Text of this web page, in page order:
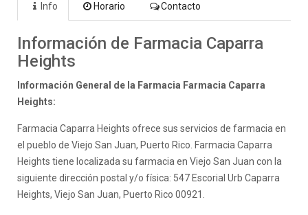
Info Horario Contacto
Información de Farmacia Caparra
Heights
Información General de la Farmacia Farmacia Caparra
Heights:
Farmacia Caparra Heights ofrece sus servicios de farmacia en
el pueblo de Viejo San Juan, Puerto Rico. Farmacia Caparra
Heights tiene localizada su farmacia en Viejo San Juan con la
siguiente dirección postal y/o física: 547 Escorial Urb Caparra
Heights, Viejo San Juan, Puerto Rico 00921.